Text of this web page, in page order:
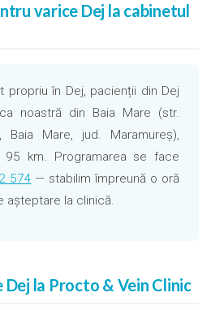
varice Dej la cabinetul
propriu în Dej, pacienții din Dej
noastră din Baia Mare (str.
Baia Mare, jud. Maramureș),
95 km. Programarea se face
574 — stabilim împreună o oră
așteptare la clinică.
Dej la Procto & Vein Clinic